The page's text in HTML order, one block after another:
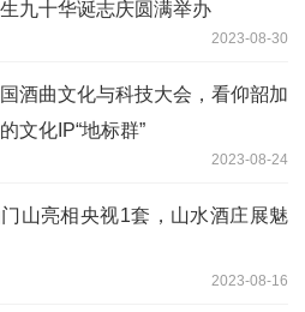
九十华诞志庆圆满举办
2023-08-30
酒曲文化与科技大会，看仰韶加
文化IP“地标群”
2023-08-24
山亮相央视1套，山水酒庄展魅
2023-08-16